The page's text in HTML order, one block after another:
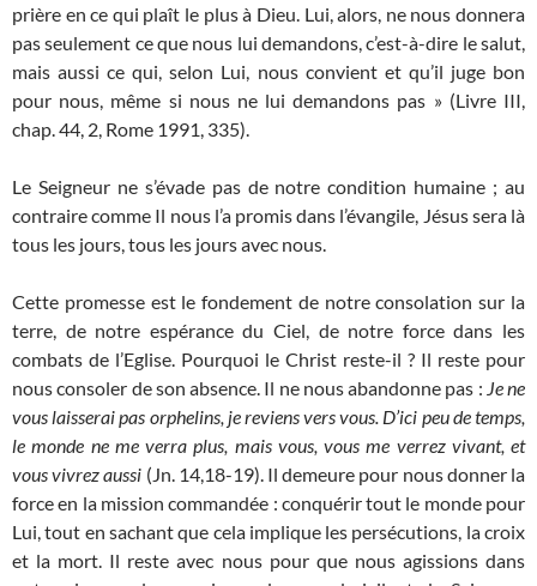
prière en ce qui plaît le plus à Dieu. Lui, alors, ne nous donnera
pas seulement ce que nous lui demandons, c’est-à-dire le salut,
mais aussi ce qui, selon Lui, nous convient et qu’il juge bon
pour nous, même si nous ne lui demandons pas » (Livre III,
chap. 44, 2, Rome 1991, 335).
Le Seigneur ne s’évade pas de notre condition humaine ; au
contraire comme Il nous l’a promis dans l’évangile, Jésus sera là
tous les jours, tous les jours avec nous.
Cette promesse est le fondement de notre consolation sur la
terre, de notre espérance du Ciel, de notre force dans les
combats de l’Eglise. Pourquoi le Christ reste-il ? Il reste pour
nous consoler de son absence. Il ne nous abandonne pas : Je ne
vous laisserai pas orphelins, je reviens vers vous. D’ici peu de temps,
le monde ne me verra plus, mais vous, vous me verrez vivant, et
vous vivrez aussi (Jn. 14,18-19). Il demeure pour nous donner la
force en la mission commandée : conquérir tout le monde pour
Lui, tout en sachant que cela implique les persécutions, la croix
et la mort. Il reste avec nous pour que nous agissions dans